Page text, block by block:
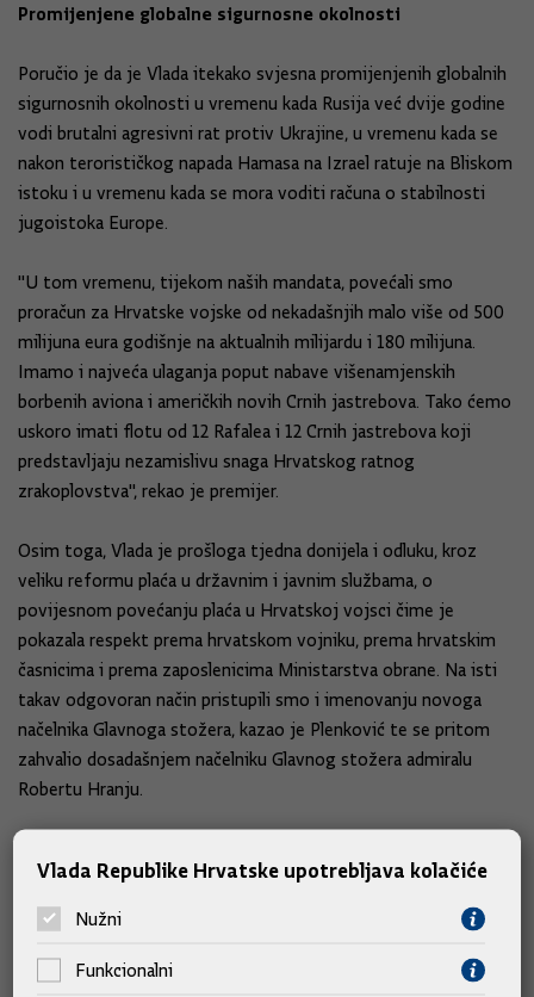
Promijenjene globalne sigurnosne okolnosti
Poručio je da je Vlada itekako svjesna promijenjenih globalnih
sigurnosnih okolnosti u vremenu kada Rusija već dvije godine
vodi brutalni agresivni rat protiv Ukrajine, u vremenu kada se
nakon terorističkog napada Hamasa na Izrael ratuje na Bliskom
istoku i u vremenu kada se mora voditi računa o stabilnosti
jugoistoka Europe.
''U tom vremenu, tijekom naših mandata, povećali smo
proračun za Hrvatske vojske od nekadašnjih malo više od 500
milijuna eura godišnje na aktualnih milijardu i 180 milijuna.
Imamo i najveća ulaganja poput nabave višenamjenskih
borbenih aviona i američkih novih Crnih jastrebova. Tako ćemo
uskoro imati flotu od 12 Rafalea i 12 Crnih jastrebova koji
predstavljaju nezamislivu snaga Hrvatskog ratnog
zrakoplovstva'', rekao je premijer.
Osim toga, Vlada je prošloga tjedna donijela i odluku, kroz
veliku reformu plaća u državnim i javnim službama, o
povijesnom povećanju plaća u Hrvatskoj vojsci čime je
pokazala respekt prema hrvatskom vojniku, prema hrvatskim
časnicima i prema zaposlenicima Ministarstva obrane. Na isti
takav odgovoran način pristupili smo i imenovanju novoga
načelnika Glavnoga stožera, kazao je Plenković te se pritom
zahvalio dosadašnjem načelniku Glavnog stožera admiralu
Robertu Hranju.
ravnatelja SOA-e, potpredsjednik Anušić koji je obavio
razgovor s predsjednikom, došao mi je nakon tog sastanka s
vrlo jasnim razumijevanjem da kada je riječ o načelniku
Glavnog stožera vrlo brzo postižemo suglasje o generalu
Vlada Republike Hrvatske upotrebljava kolačiće
Nužni
Funkcionalni